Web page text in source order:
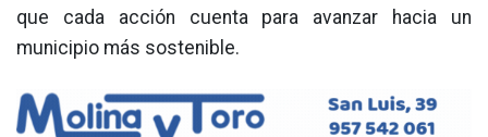
que cada acción cuenta para avanzar hacia un
municipio más sostenible.